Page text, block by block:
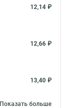
12,14 ₽
12,66 ₽
13,40 ₽
Показать больше